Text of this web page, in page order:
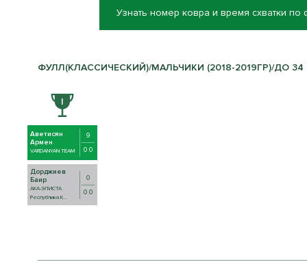
Узнать номер ковра и время схватки по
ФУЛЛ(КЛАССИЧЕСКИЙ)/МАЛЬЧИКИ (2018-2019ГР)/ДО 34
Аветисян
Армен
VARDANYAN TEAM
9
0 0
Дорджиев
Баир
АКА-ЭЛИСТА
Республика К...
0
0 0